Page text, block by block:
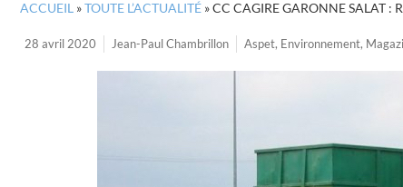
ACCUEIL »TOUTE L’ACTUALITÉ »CC CAGIRE GARONNE SALAT :
28 avril 2020 Jean-Paul Chambrillon Aspet, Environnement,